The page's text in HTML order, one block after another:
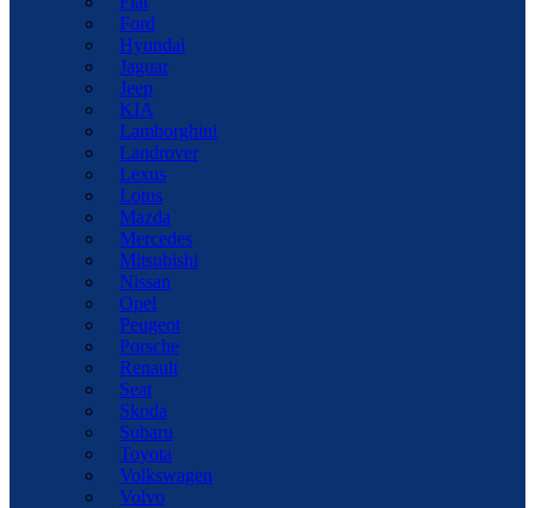
Ford
Hyundai
Jaguar
Jeep
KIA
Lamborghini
Landrover
Lexus
Lotus
Mazda
Mercedes
Mitsubishi
Nissan
Opel
Peugeot
Porsche
Renault
Seat
Skoda
Subaru
Toyota
Volkswagen
Volvo